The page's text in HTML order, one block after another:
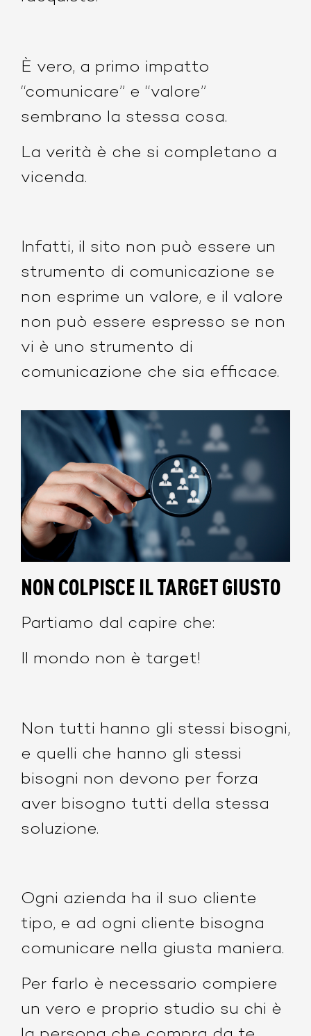
È vero, a primo impatto
“comunicare” e “valore”
sembrano la stessa cosa.
La verità è che si completano a
vicenda.
Infatti, il sito non può essere un
strumento di comunicazione se
non esprime un valore, e il valore
non può essere espresso se non
vi è uno strumento di
comunicazione che sia efficace.
NON COLPISCE IL TARGET GIUSTO
Partiamo dal capire che:
Il mondo non è target!
Non tutti hanno gli stessi bisogni,
e quelli che hanno gli stessi
bisogni non devono per forza
aver bisogno tutti della stessa
soluzione.
Ogni azienda ha il suo cliente
tipo, e ad ogni cliente bisogna
comunicare nella giusta maniera.
Per farlo è necessario compiere
un vero e proprio studio su chi è